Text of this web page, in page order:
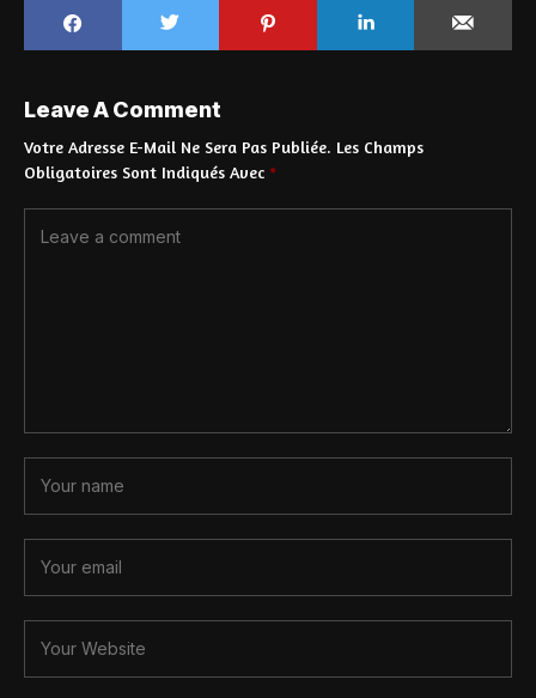
Leave A Comment
Votre Adresse E-Mail Ne Sera Pas Publiée. Les Champs
Obligatoires Sont Indiqués Avec *